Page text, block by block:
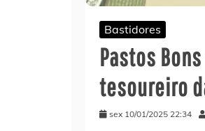
Bastidores
Pastos
tesoureiro
sex 10/01/2025 22:34